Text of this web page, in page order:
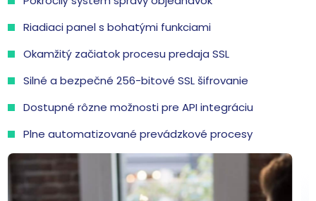
Riadiaci panel s bohatými funkciami
Okamžitý začiatok procesu predaja SSL
Silné a bezpečné 256-bitové SSL šifrovanie
Dostupné rôzne možnosti pre API integráciu
Plne automatizované prevádzkové procesy